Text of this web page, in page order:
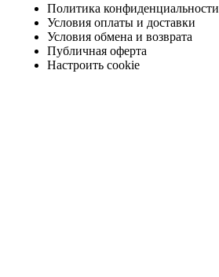
Политика конфиденциальности
Условия оплаты и доставки
Условия обмена и возврата
Публичная оферта
Настроить cookie